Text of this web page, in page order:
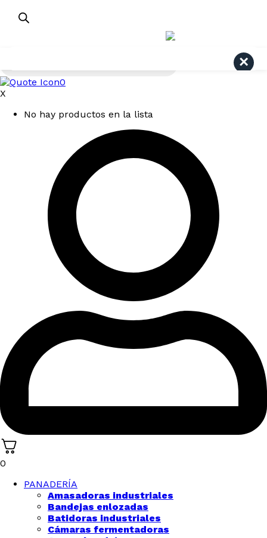
Pago Seguro Webpay
de
productos
0
X
No hay productos en la lista
0
PANADERÍA
Amasadoras industriales
Bandejas enlozadas
Batidoras industriales
Cámaras fermentadoras